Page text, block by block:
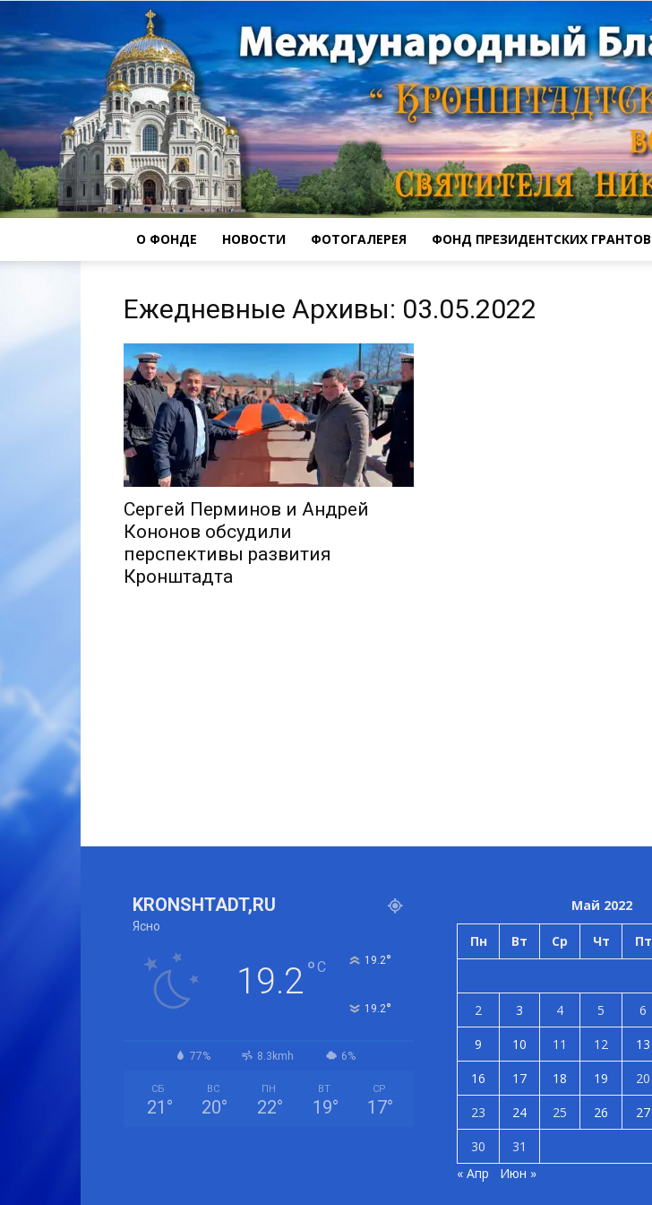
О ФОНДЕ НОВОСТИ ФОТОГАЛЕРЕЯ ФОНД ПРЕЗИДЕНТСКИХ ГРАНТОВ
Ежедневные Архивы: 03.05.2022
Сергей Перминов и Андрей
Кононов обсудили
перспективы развития
Кронштадта
KRONSHTADT,RU
Ясно
19.2°C 19.2°
19.2°
77% 8.3kmh 6%
СБ
21 °
ВС
20°
ПН
22°
ВТ
19°
СР
17°
Май 2022
Пн Вт Ср Чт Пт
2
3 4 5 6
9
10 11 12 13
16
17 18 19 20
23
24 25 26 27
30
31
« Апр
Июн »